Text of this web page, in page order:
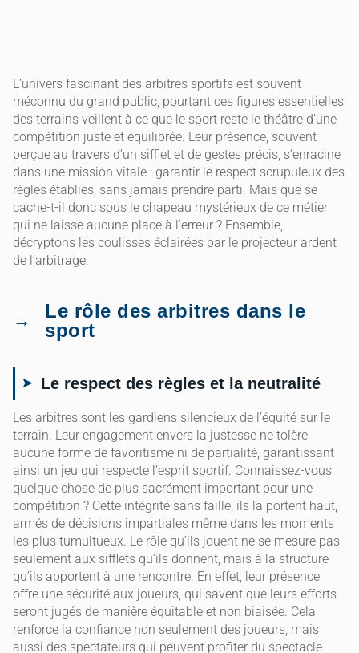
L’univers fascinant des arbitres sportifs est souvent
méconnu du grand public, pourtant ces figures essentielles
des terrains veillent à ce que le sport reste le théâtre d’une
compétition juste et équilibrée. Leur présence, souvent
perçue au travers d’un sifflet et de gestes précis, s’enracine
dans une mission vitale : garantir le respect scrupuleux des
règles établies, sans jamais prendre parti. Mais que se
cache-t-il donc sous le chapeau mystérieux de ce métier
qui ne laisse aucune place à l’erreur ? Ensemble,
décryptons les coulisses éclairées par le projecteur ardent
de l’arbitrage.
Le rôle des arbitres dans le
sport
Le respect des règles et la neutralité
Les arbitres sont les gardiens silencieux de l’équité sur le
terrain. Leur engagement envers la justesse ne tolère
aucune forme de favoritisme ni de partialité, garantissant
ainsi un jeu qui respecte l’esprit sportif. Connaissez-vous
quelque chose de plus sacrément important pour une
compétition ? Cette intégrité sans faille, ils la portent haut,
armés de décisions impartiales même dans les moments
les plus tumultueux. Le rôle qu’ils jouent ne se mesure pas
seulement aux sifflets qu’ils donnent, mais à la structure
qu’ils apportent à une rencontre. En effet, leur présence
offre une sécurité aux joueurs, qui savent que leurs efforts
seront jugés de manière équitable et non biaisée. Cela
renforce la confiance non seulement des joueurs, mais
aussi des spectateurs qui peuvent profiter du spectacle